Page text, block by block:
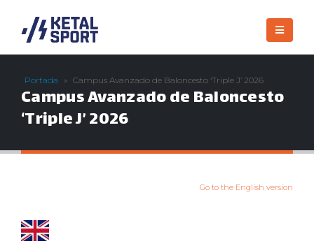
Portada » Campus Avanzado de Baloncesto ‘Triple J’ 2026
Campus Avanzado de Baloncesto
‘Triple J’ 2026
Go to the English version